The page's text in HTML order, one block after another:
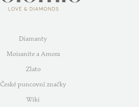
Diamanty
Moisanite a Amora
Zlato
České puncovní značky
Wiki